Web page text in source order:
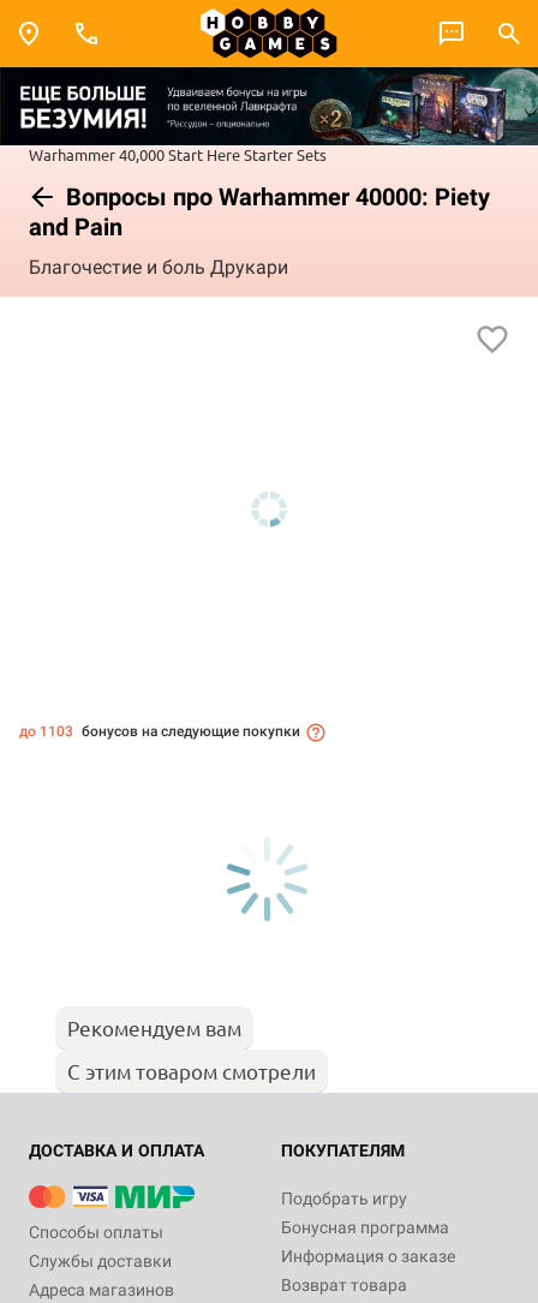
Warhammer 40,000Start HereStarter Sets
Вопросы про Warhammer 40000: Piety
and Pain
Благочестие и боль Друкари
до 1103 бонусов на следующие покупки
Рекомендуем вам
С этим товаром смотрели
ДОСТАВКА И ОПЛАТА
Способы оплаты
Службы доставки
Адреса магазинов
ПОКУПАТЕЛЯМ
Подобрать игру
Бонусная программа
Информация о заказе
Возврат товара